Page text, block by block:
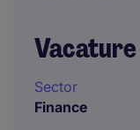
Sector
Finance